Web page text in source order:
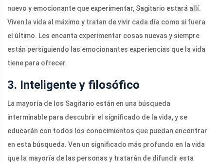
nuevo y emocionante que experimentar, Sagitario estará allí.
Viven la vida al máximo y tratan de vivir cada día como si fuera
el último. Les encanta experimentar cosas nuevas y siempre
están persiguiendo las emocionantes experiencias que la vida
tiene para ofrecer.
3. Inteligente y filosófico
La mayoría de los Sagitario están en una búsqueda
interminable para descubrir el significado de la vida, y se
educarán con todos los conocimientos que puedan encontrar
en esta búsqueda. Ven un significado más profundo en la vida
que la mayoría de las personas y tratarán de difundir esta